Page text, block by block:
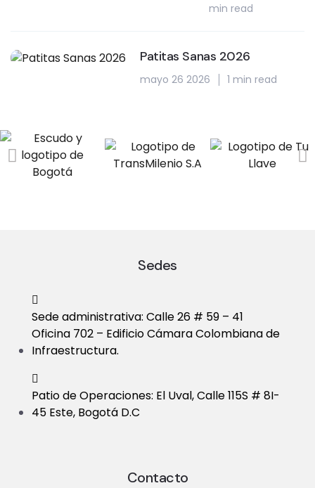
min read
Patitas Sanas 2026
mayo 26 2026 1 min read
Sedes
Sede administrativa: Calle 26 # 59 – 41
Oficina 702 – Edificio Cámara Colombiana de
Infraestructura.
Patio de Operaciones: El Uval, Calle 115S # 8I-
45 Este, Bogotá D.C
Contacto